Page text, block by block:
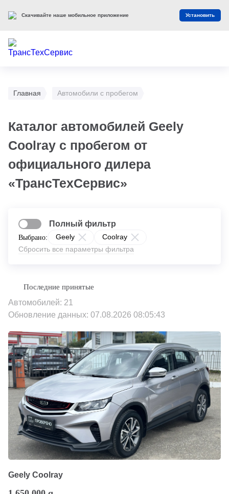
Главная Автомобили с пробегом
Каталог автомобилей Geely
Coolray с пробегом от
официального дилера
«ТрансТехСервис»
Выбрано: Geely
Coolray
Сбросить все параметры фильтра
Полный фильтр
Автомобилей: 21
Обновление данных: 07.08.2026 08:05:43
Geely Coolray
Скачивайте наше мобильное приложение Установить